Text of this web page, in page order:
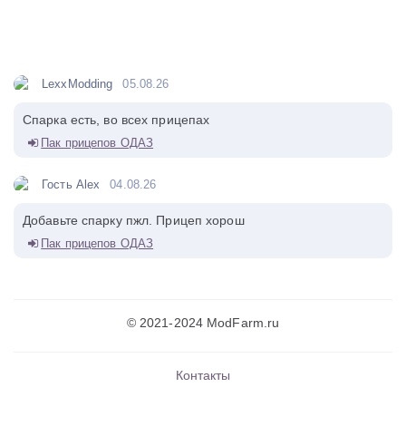
LexxModding 05.08.26
Спарка есть, во всех прицепах
Пак прицепов ОДАЗ
Гость Alex 04.08.26
Добавьте спарку пжл. Прицеп хорош
Пак прицепов ОДАЗ
© 2021-2024 ModFarm.ru
Контакты